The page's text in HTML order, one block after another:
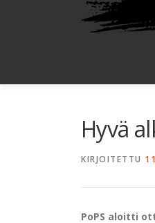
Hyvä
KIRJOITETTU
PoPS aloitti